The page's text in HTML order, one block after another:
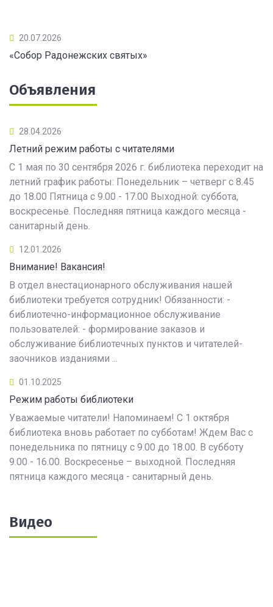
20.07.2026
«Собор Радонежских святых»
Объявления
28.04.2026
Летний режим работы с читателями
С 1 мая по 30 сентября 2026 г. библиотека переходит на
летний график работы: Понедельник – четверг с 8.45
до 18.00 Пятница с 9.00 - 17.00 Выходной: суббота,
воскресенье. Последняя пятница каждого месяца -
санитарный день.
12.01.2026
Внимание! Вакансия!
В отдел внестационарного обслуживания нашей
библиотеки требуется сотрудник! Обязанности: -
библиотечно-информационное обслуживание
пользователей: - формирование заказов и
обслуживание библиотечных пунктов и читателей-
заочников изданиями ...
01.10.2025
Режим работы библиотеки
Уважаемые читатели! Напоминаем! С 1 октября
библиотека вновь работает по субботам! Ждем Вас с
понедельника по пятницу с 9.00 до 18.00. В субботу
9.00 - 16.00. Воскресенье – выходной. Последняя
пятница каждого месяца - санитарный день.
Видео